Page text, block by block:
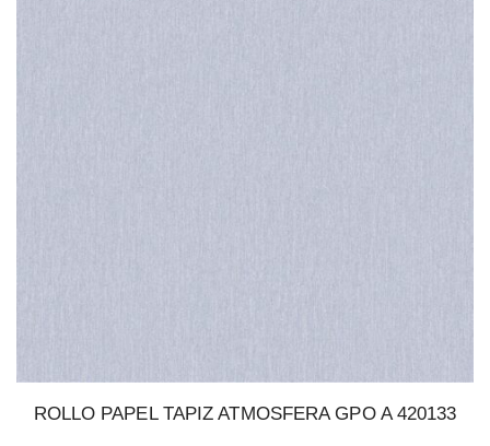
ROLLO PAPEL TAPIZ ATMOSFERA GPO A 420133